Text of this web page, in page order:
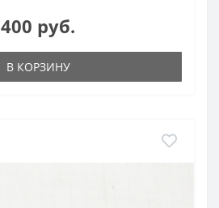
400 руб.
В КОРЗИНУ